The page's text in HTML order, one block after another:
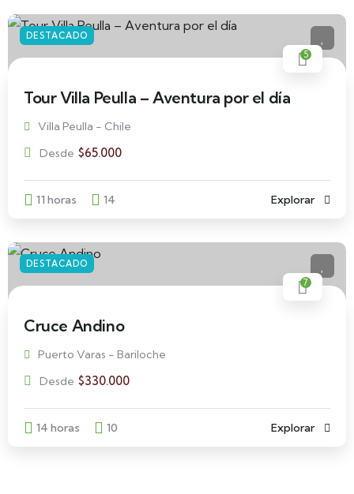
DESTACADO
5
Tour Villa Peulla – Aventura por el día
Villa Peulla - Chile
Desde $65.000
11 horas 14 Explorar
DESTACADO
7
Cruce Andino
Puerto Varas - Bariloche
Desde $330.000
14 horas 10 Explorar